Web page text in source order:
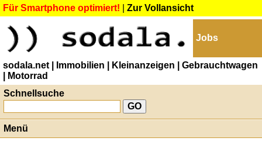
Für Smartphone optimiert! Zur Vollansicht
Jobs
sodala.net | Immobilien | Kleinanzeigen
| Gebrauchtwagen
| Motorrad
Schnellsuche
Menü